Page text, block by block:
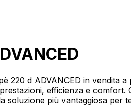
d ADVANCED in vendita
efficienza e
più vantaggiosa per